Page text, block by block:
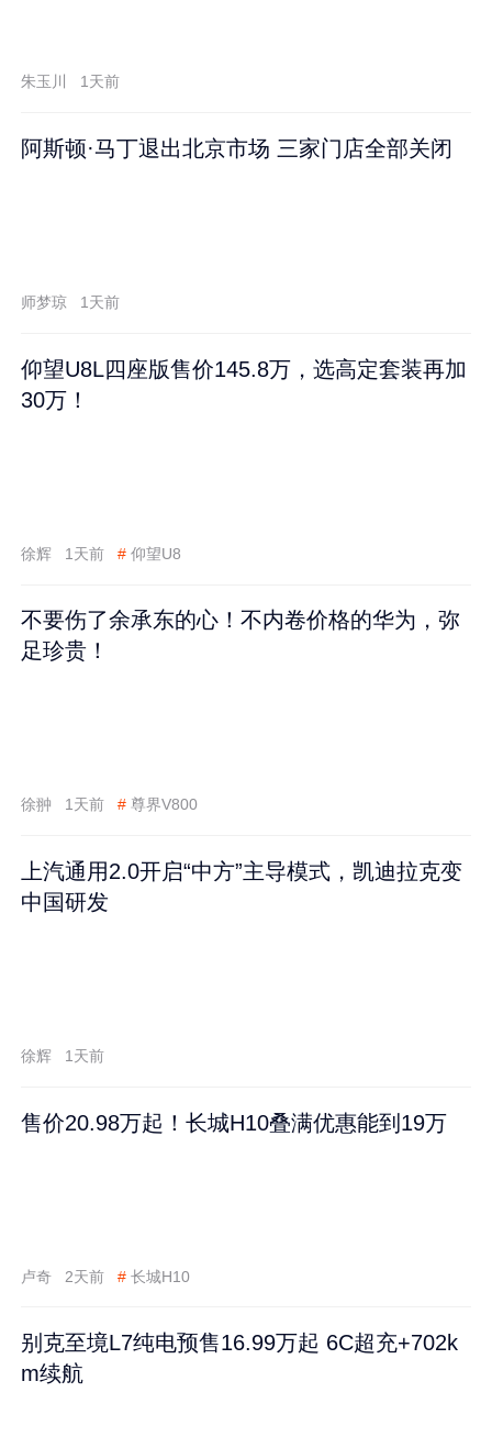
朱玉川 1天前
阿斯顿·马丁退出北京市场 三家门店全部关闭
师梦琼 1天前
仰望U8L四座版售价145.8万，选高定套装再加
30万！
徐辉 1天前 # 仰望U8
不要伤了余承东的心！不内卷价格的华为，弥
足珍贵！
徐翀 1天前 # 尊界V800
上汽通用2.0开启“中方”主导模式，凯迪拉克变
中国研发
徐辉 1天前
售价20.98万起！长城H10叠满优惠能到19万
卢奇 2天前 # 长城H10
别克至境L7纯电预售16.99万起 6C超充+702k
m续航